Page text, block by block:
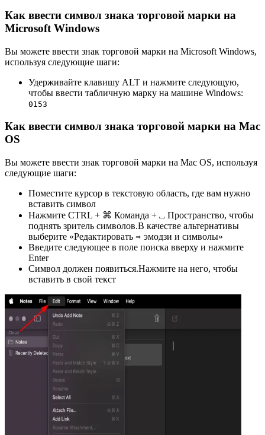
Как ввести символ знака торговой марки на
Microsoft Windows
Вы можете ввести знак торговой марки на Microsoft Windows,
используя следующие шаги:
Удерживайте клавишу ALT и нажмите следующую,
чтобы ввести табличную марку на машине Windows:
01 53
Как ввести символ знака торговой марки на Mac
OS
Вы можете ввести знак торговой марки на Mac OS, используя
следующие шаги:
Поместите курсор в текстовую область, где вам нужно
вставить символ
Нажмите CTRL + ⌘ Команда + ⎵ Пространство, чтобы
поднять зритель символов.В качестве альтернативы
выберите «Редактировать ⇒ эмодзи и символы»
Введите следующее в поле поиска вверху и нажмите
Enter
Символ должен появиться.Нажмите на него, чтобы
вставить в свой текст